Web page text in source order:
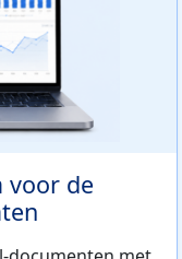
voor de